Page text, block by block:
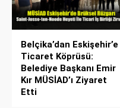
Belçika’dan Eskişehir’e
Ticaret Köprüsü:
Belediye Başkanı Emir
Kır MÜSİAD’ı Ziyaret
Etti